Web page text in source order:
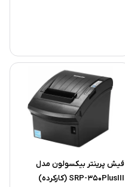
فیش پرینتر بیکسولون مدل
SRP-350PlusIII (کارکرده)